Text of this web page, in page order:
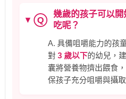
Q
幾歲的孩子可以
吃呢？
A. 具備咀嚼能力的孩
對 3 歲以下的幼兒，
囊將營養物擠出餵食
保孩子充分咀嚼與攝取